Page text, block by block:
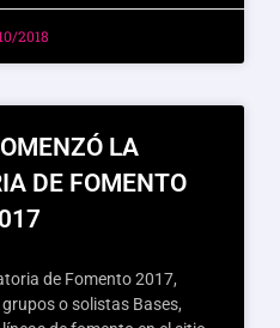
2018
LA
DE FOMENTO
de Fomento 2017,
o solistas Bases,